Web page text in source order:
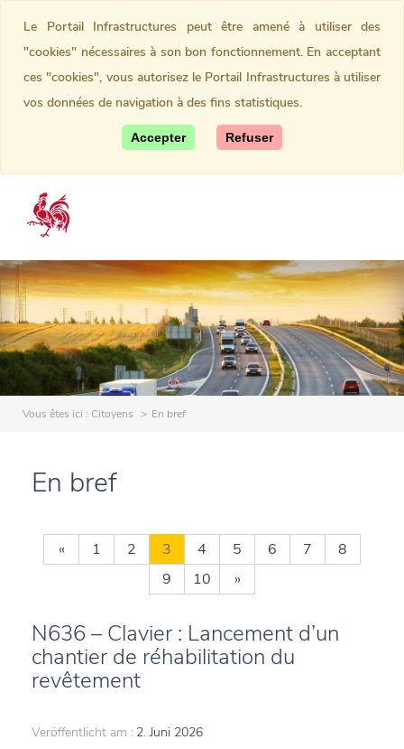
Vous êtes ici : Citoyens En bref
En bref
« 1 2 3 4 5 6 7
8
9
10 »
N636 – Clavier : Lancement d’un
chantier de réhabilitation du
revêtement
Veröffentlicht am : 2. Juni 2026
Le Portail Infrastructures peut être amené à utiliser des
"cookies" nécessaires à son bon fonctionnement. En acceptant
ces "cookies", vous autorisez le Portail Infrastructures à utiliser
vos données de navigation à des fins statistiques.
Accepter Refuser